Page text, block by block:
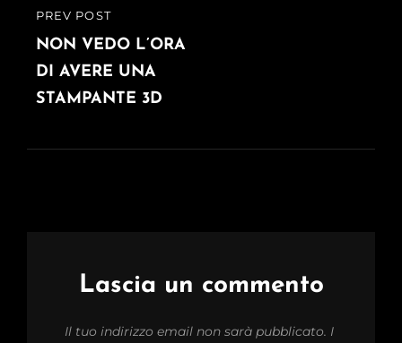
Navigazione
articoli
PREVIOUS
POST
PREV POST
NON VEDO L’ORA
DI AVERE UNA
STAMPANTE 3D
Lascia un commento
Il tuo indirizzo email non sarà pubblicato. I